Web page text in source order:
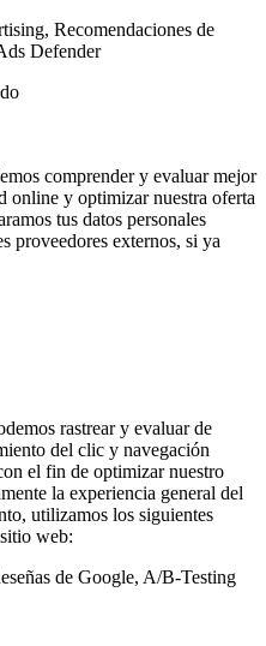
Recomendaciones de
Defender
comprender y evaluar mejor
online y optimizar nuestra oferta
tus datos personales
proveedores externos, si ya
rastrear y evaluar de
del clic y navegación
el fin de optimizar nuestro
la experiencia general del
utilizamos los siguientes
web:
de Google, A/B-Testing